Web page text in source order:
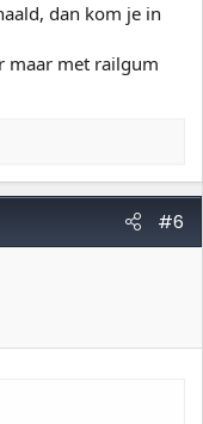
dan kom je in
maar met railgum
#6